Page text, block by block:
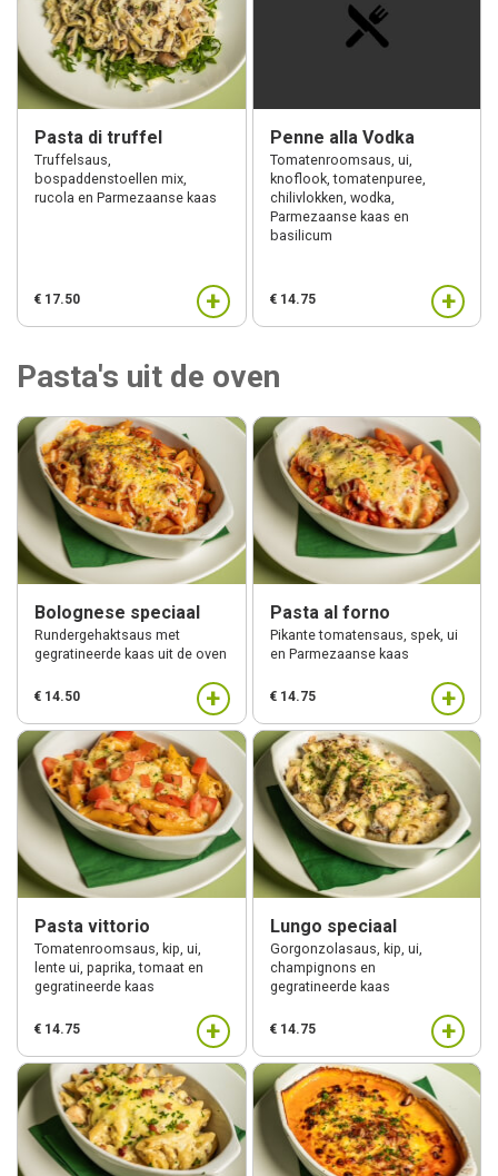
Pasta di truffel
Truffelsaus,
bospaddenstoellen mix,
rucola en Parmezaanse kaas
€ 17.50 +
Penne alla Vodka
Tomatenroomsaus, ui,
knoflook, tomatenpuree,
chilivlokken, wodka,
Parmezaanse kaas en
basilicum
€ 14.75 +
Pasta's uit de oven
Bolognese speciaal
Rundergehaktsaus met
gegratineerde kaas uit de oven
€ 14.50 +
Pasta al forno
Pikante tomatensaus, spek, ui
en Parmezaanse kaas
€ 14.75 +
Pasta vittorio
Tomatenroomsaus, kip, ui,
lente ui, paprika, tomaat en
gegratineerde kaas
€ 14.75 +
Lungo speciaal
Gorgonzolasaus, kip, ui,
champignons en
gegratineerde kaas
€ 14.75 +